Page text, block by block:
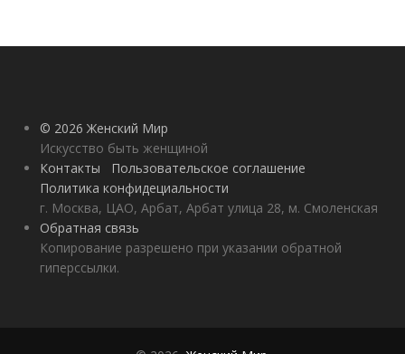
© 2026 Женский Мир
Искусство быть женщиной
Контакты
Пользовательское соглашение
Политика конфидециальности
г. Москва, ЦАО, Арбат, Арбат улица 28, м. Смоленская
Обратная связь
Копирование разрешено при указании обратной
гиперссылки.